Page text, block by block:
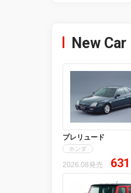
New Car
プレリュード
ホンダ
2026.08発売 631